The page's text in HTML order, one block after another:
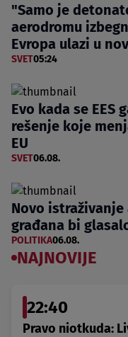
"Samo je
aerodromu
Evropa ulazi u
SVET05:24
Evo kada se EES
rešenje koje
EU
SVET06.08.
Novo
građana bi
POLITIKA06.08.
NAJNOVIJE
22:40
Pravo niotkuda: